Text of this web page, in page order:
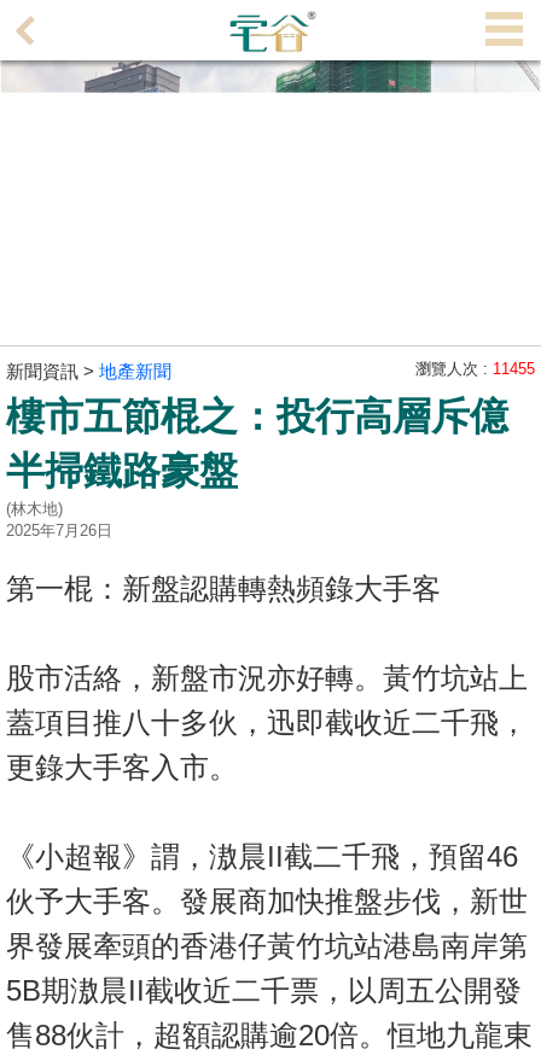
理
主
主
放
盤
宅
谷
揭
產
博
客
新
聞
數
據
佈
新聞資訊 > 地產新聞 瀏覽人次 : 11455
樓市五節棍之：投行高層斥億
半掃鐵路豪盤
(林木地)
2025年7月26日
第一棍：新盤認購轉熱頻錄大手客
股市活絡，新盤市況亦好轉。黃竹坑站上
蓋項目推八十多伙，迅即截收近二千飛，
更錄大手客入市。
《小超報》謂，滶晨II截二千飛，預留46
伙予大手客。發展商加快推盤步伐，新世
界發展牽頭的香港仔黃竹坑站港島南岸第
5B期滶晨II截收近二千票，以周五公開發
售88伙計，超額認購逾20倍。恒地九龍東